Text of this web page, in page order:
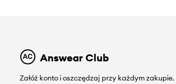
Answear Club
Załóż konto i oszczędzaj przy każdym